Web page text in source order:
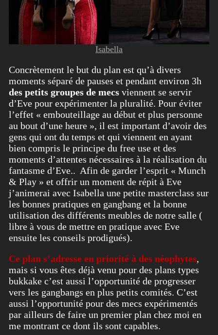
Isabella
Concrètement le but du plan est qu’à divers
moments séparé de pauses et pendant environ 3h
des petits groupes de mecs viennent se servir
d’Eve pour expérimenter la pluralité. Pour éviter
l’effet « embouteillage au début et plus personne
au bout d’une heure », il est important d’avoir des
gens qui ont du temps et qui viennent en ayant
bien compris le principe du free use et des
moments d’attentes nécessaires à la réalisation du
fantasme d’Eve.. Afin de garder l’esprit « Munch
& Play » et offrir un moment de répit à Eve
j’animerai avec Isabella une petite masterclass sur
les bonnes pratiques en gangbang et la bonne
utilisation des différents meubles de notre salle (
libre à vous de mettre en pratique avec Eve
ensuite les conseils prodigués).
Ce plan s’adresse en priorité à des néophytes,
mais si vous êtes déjà venu pour des plans types
bukkake c’est aussi l’opportunité de progresser
vers les gangbangs en plus petits comités. C’est
aussi l’opportunité pour des mecs expérimentés
par ailleurs de faire un premier plan chez moi en
me montrant ce dont ils sont capables.